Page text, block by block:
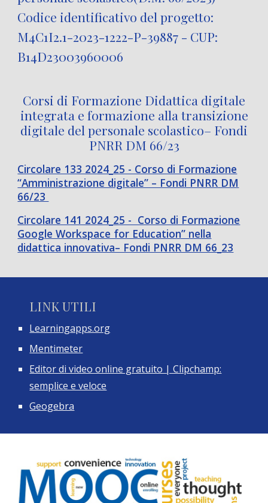
Codice identificativo del progetto:
M4C1I2.1-2023-1222-P-39887 - CUP:
B14D23003960006
Corsi di Formazione Didattica digitale
integrata e formazione alla transizione
digitale del personale scolastico– Fondi
PNRR DM 66/23
Circolare 133 2024_25 - Corso di Formazione
“Amministrazione digitale” – Fondi PNRR DM
66/23
Circolare 141 2024_25 - Corso di Formazione
Google Workspace for Education” nella
didattica innovativa– Fondi PNRR DM 66_23
LINK UTILI
Learningapps.org
Mentimeter
Editor di video online gratuito | Clipchamp:
semplice e veloce
Geogebra